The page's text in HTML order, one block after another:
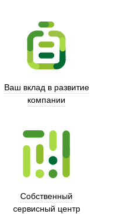
Ваш вклад в развитие
компании
Собственный
сервисный центр